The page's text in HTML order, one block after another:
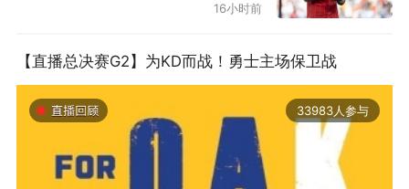
迈尔斯·普拉姆利（4年5200万美元）3.4分
2.7篮板
今年夏天都在比拼烧钱，雄鹿老板不甘示
16小时前
【直播总决赛G2】为KD而战！勇士主场保卫战
33983人参与